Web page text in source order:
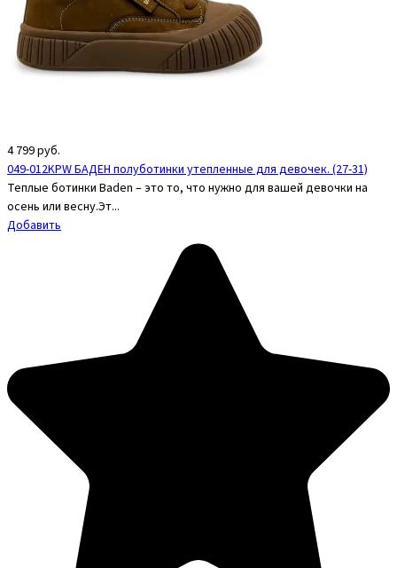
4 799руб.
049-012KPW БАДЕН полуботинки утепленные для девочек. (27-31)
Теплые ботинки Baden – это то, что нужно для вашей девочки на
осень или весну.Эт...
Добавить